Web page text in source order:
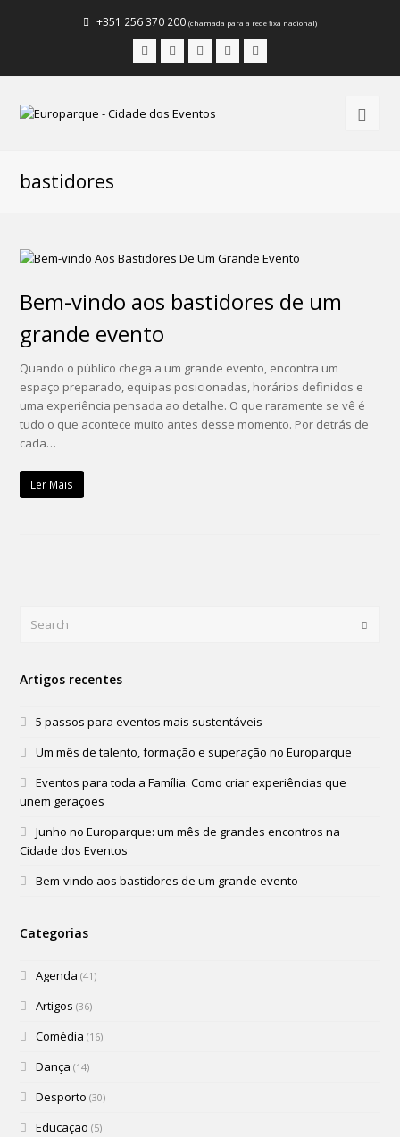
+351 256 370 200 (chamada para a rede fixa nacional)
FacebookInstagram
LinkedInYoutube
bastidores
Bem-vindo aos bastidores de um
grande evento
Quando o público chega a um grande evento, encontra um
espaço preparado, equipas posicionadas, horários definidos e
uma experiência pensada ao detalhe. O que raramente se vê é
tudo o que acontece muito antes desse momento. Por detrás de
cada…
Ler Mais
Artigos recentes
5 passos para eventos mais sustentáveis
Um mês de talento, formação e superação no Europarque
Eventos para toda a Família: Como criar experiências que
unem gerações
Junho no Europarque: um mês de grandes encontros na
Cidade dos Eventos
Bem-vindo aos bastidores de um grande evento
Categorias
Agenda (41)
Artigos (36)
Comédia (16)
Dança (14)
Desporto (30)
Educação (5)